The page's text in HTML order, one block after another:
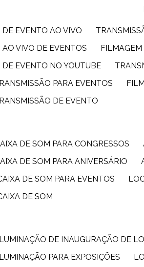
DE EVENTO AO VIVO
AO VIVO DE EVENTOS
DE EVENTO NO YOUTUBE
PARA EVENTOS
DE EVENTO
DE SOM PARA CONGRESSOS
DE SOM PARA ANIVERSÁRIO
DE SOM PARA EVENTOS
DE SOM
DE INAUGURAÇÃO DE
PARA EXPOSIÇÕES